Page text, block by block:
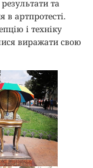
та
в артпротесті.
і техніку
виражати свою